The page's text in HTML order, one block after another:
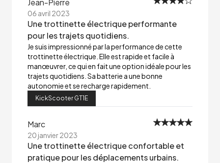
Jean-Pierre
06 avril 2023
Une trottinette électrique performante
pour les trajets quotidiens.
Je suis impressionné par la performance de cette
trottinette électrique. Elle est rapide et facile à
manœuvrer, ce qui en fait une option idéale pour les
trajets quotidiens. Sa batterie a une bonne
autonomie et se recharge rapidement.
KickScooter GT1E
Marc
20 janvier 2023
Une trottinette électrique confortable et
pratique pour les déplacements urbains.